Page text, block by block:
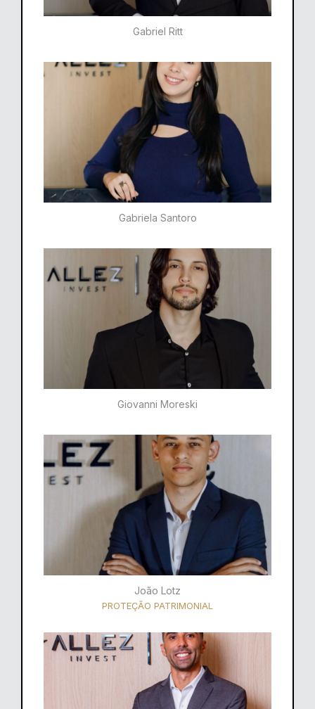
Gabriel Ritt
Gabriela Santoro​
Giovanni Moreski
João Lotz
PROTEÇÃO PATRIMONIAL